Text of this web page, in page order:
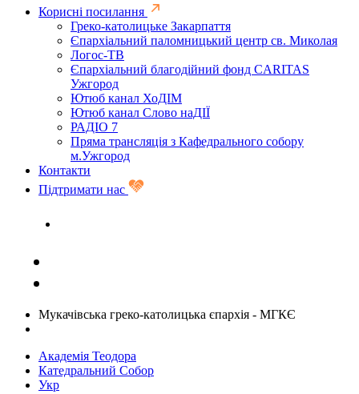
Корисні посилання
Греко-католицьке Закарпаття
Єпархіальний паломницький центр св. Миколая
Логос-ТВ
Єпархіальний благодійний фонд CARITAS
Ужгород
Ютюб канал ХоДІМ
Ютюб канал Слово наДІЇ
РАДІО 7
Пряма трансляція з Кафедрального собору
м.Ужгород
Контакти
Підтримати нас
Мукачівська греко-католицька єпархія - МГКЄ
Академія Теодора
Катедральний Собор
Укр